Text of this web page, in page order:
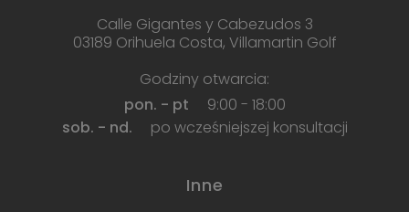
Calle Gigantes y Cabezudos 3
03189 Orihuela Costa, Villamartin Golf
Godziny otwarcia:
pon. - pt
9:00 - 18:00
sob. - nd.
po wcześniejszej konsultacji
Inne